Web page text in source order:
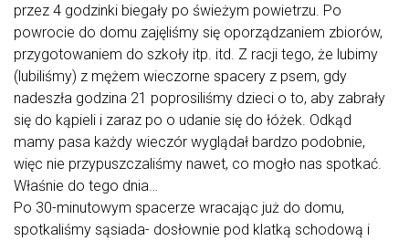
przez 4 godzinki biegały po świeżym powietrzu. Po
powrocie do domu zajęliśmy się oporządzaniem zbiorów,
przygotowaniem do szkoły itp. itd. Z racji tego, że lubimy
(lubiliśmy) z mężem wieczorne spacery z psem, gdy
nadeszła godzina 21 poprosiliśmy dzieci o to, aby zabrały
się do kąpieli i zaraz po o udanie się do łóżek. Odkąd
mamy pasa każdy wieczór wyglądał bardzo podobnie,
więc nie przypuszczaliśmy nawet, co mogło nas spotkać.
Właśnie do tego dnia…
Po 30-minutowym spacerze wracając już do domu,
spotkaliśmy sąsiada- dosłownie pod klatką schodową i